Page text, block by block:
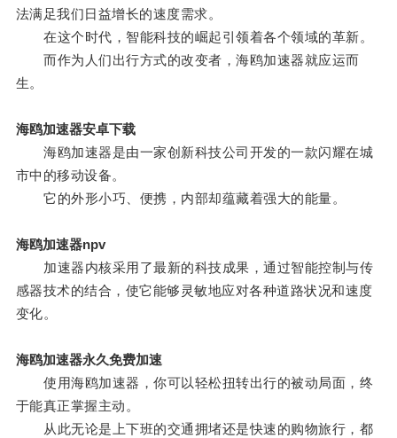
法满足我们日益增长的速度需求。
在这个时代，智能科技的崛起引领着各个领域的革新。
而作为人们出行方式的改变者，海鸥加速器就应运而
生。
海鸥加速器安卓下载
海鸥加速器是由一家创新科技公司开发的一款闪耀在城
市中的移动设备。
它的外形小巧、便携，内部却蕴藏着强大的能量。
海鸥加速器npv
加速器内核采用了最新的科技成果，通过智能控制与传
感器技术的结合，使它能够灵敏地应对各种道路状况和速度
变化。
海鸥加速器永久免费加速
使用海鸥加速器，你可以轻松扭转出行的被动局面，终
于能真正掌握主动。
从此无论是上下班的交通拥堵还是快速的购物旅行，都